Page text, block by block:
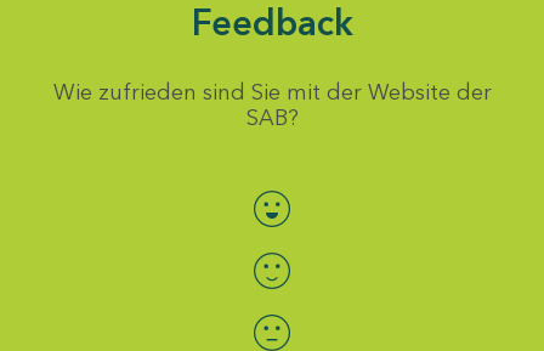
Feedback
Wie zufrieden sind Sie mit der Website der
SAB?
Bewertung auswählen